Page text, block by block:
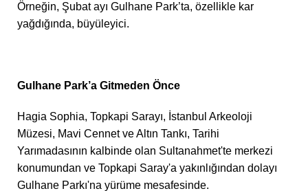
Örneğin, Şubat ayı Gulhane Park’ta, özellikle kar
yağdığında, büyüleyici.
Gulhane Park’a Gitmeden Önce
Hagia Sophia, Topkapi Sarayı, İstanbul Arkeoloji
Müzesi, Mavi Cennet ve Altın Tankı, Tarihi
Yarımadasının kalbinde olan Sultanahmet'te merkezi
konumundan ve Topkapi Saray'a yakınlığından dolayı
Gulhane Parkı'na yürüme mesafesinde.